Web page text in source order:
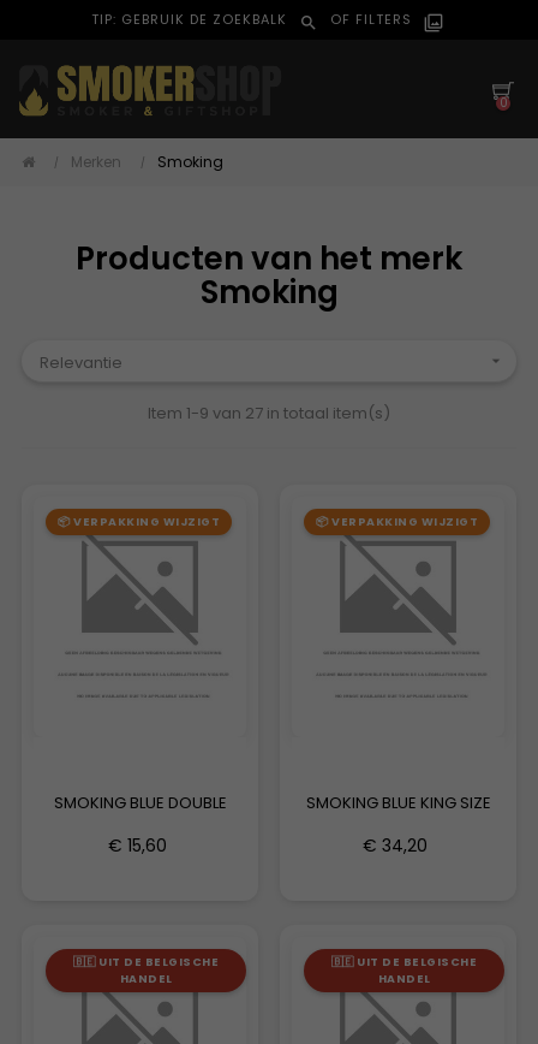
TIP: GEBRUIK DE ZOEKBALK search OF FILTERS filter_alt
0
Merken Smoking
Producten van het merk
Smoking
Relevantie 
Item 1-9 van 27 in totaal item(s)
📦 VERPAKKING WIJZIGT
SMOKING BLUE DOUBLE
€ 15,60
📦 VERPAKKING WIJZIGT
SMOKING BLUE KING SIZE
€ 34,20
🇧🇪 UIT DE BELGISCHE
HANDEL
🇧🇪 UIT DE BELGISCHE
HANDEL